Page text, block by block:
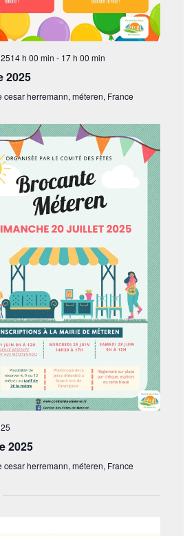
h 00 min - 17 h 00 min
2025
cesar herremann, méteren, France
2025
cesar herremann, méteren, France